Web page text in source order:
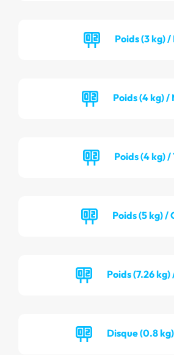
Poids (3 kg) /
Poids (4 kg) /
Poids (4 kg) /
Poids (5 kg) /
Poids (7.26 kg)
Disque (0.8